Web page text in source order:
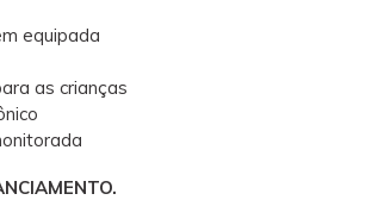
equipada
as crianças